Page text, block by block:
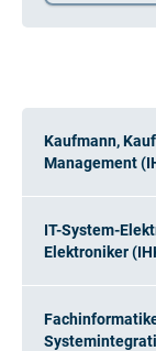
Kaufmann,
Management
IT-System-
Elektroniker